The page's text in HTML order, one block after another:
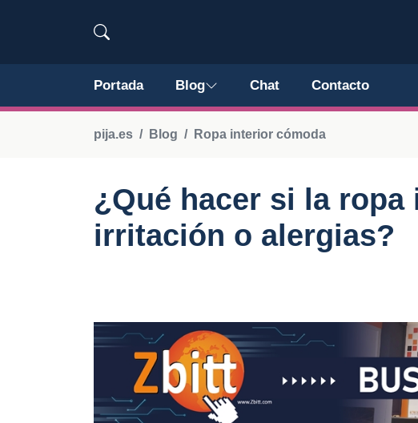
Portada Blog Chat Contacto
pija.es Blog Ropa interior cómoda
¿Qué hacer si la
irritación o alergias?